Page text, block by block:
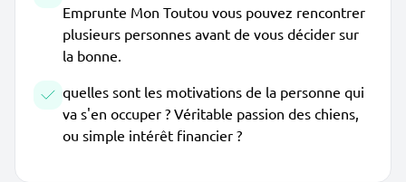
Emprunte Mon Toutou vous pouvez rencontrer
plusieurs personnes avant de vous décider sur
la bonne.
quelles sont les motivations de la personne qui
va s'en occuper ? Véritable passion des chiens,
ou simple intérêt financier ?